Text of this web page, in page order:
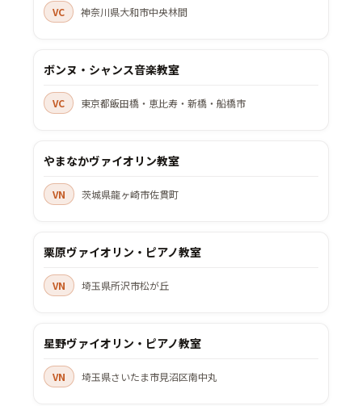
VC 神奈川県大和市中央林間
ボンヌ・シャンス音楽教室
VC 東京都飯田橋・恵比寿・新橋・船橋市
やまなかヴァイオリン教室
VN 茨城県龍ヶ崎市佐貫町
栗原ヴァイオリン・ピアノ教室
VN 埼玉県所沢市松が丘
星野ヴァイオリン・ピアノ教室
VN 埼玉県さいたま市見沼区南中丸